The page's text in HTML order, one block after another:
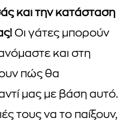
και την κατάσταση
Οι γάτες μπορούν
και στη
πώς θα
μας με βάση αυτό.
τους να το παίξουν,